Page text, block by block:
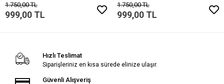
1.750,00 TL
999,00 TL
1.750,00 TL
999,00 TL
Hızlı Teslimat
Siparişleriniz en kısa sürede elinize ulaşır.
Güvenli Alışveriş